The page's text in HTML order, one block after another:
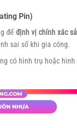
Pin)
để định vị chính xác
sai số khi gia công.
có hình trụ hoặc hình